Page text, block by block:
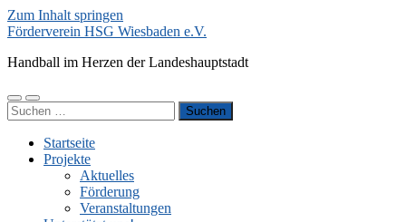
Zum Inhalt springen
Förderverein HSG Wiesbaden e.V.
Handball im Herzen der Landeshauptstadt
Mobile-
Menü
Suchfeld
ein-/ausblenden
Suchen
nach:
Startseite
Projekte
Aktuelles
Förderung
Veranstaltungen